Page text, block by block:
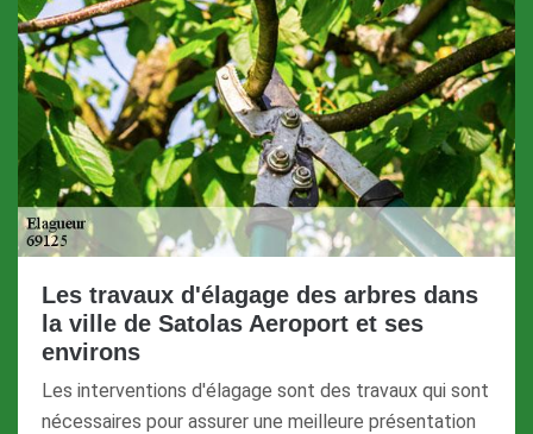
Les travaux d'élagage des arbres dans
la ville de Satolas Aeroport et ses
environs
Les interventions d'élagage sont des travaux qui sont
nécessaires pour assurer une meilleure présentation